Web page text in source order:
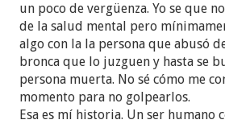
un poco de vergüenza. Yo se que
de la salud mental pero
algo con la la persona que abusó
bronca que lo juzguen y hasta se
persona muerta. No sé cómo me
momento para no golpearlos.
Esa es mí historia. Un ser humano